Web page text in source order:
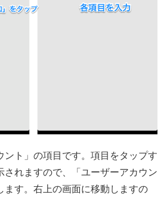
ント」の項目です。項目をタップす
されますので、「ユーザーアカウン
ます。右上の画面に移動しますの